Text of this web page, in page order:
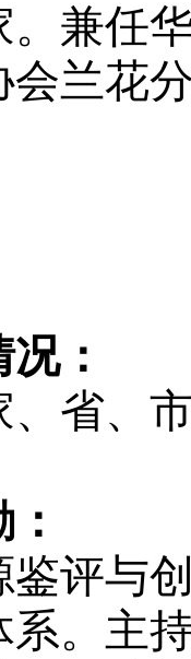
兼任
会兰花
：
、省、
评与
。主